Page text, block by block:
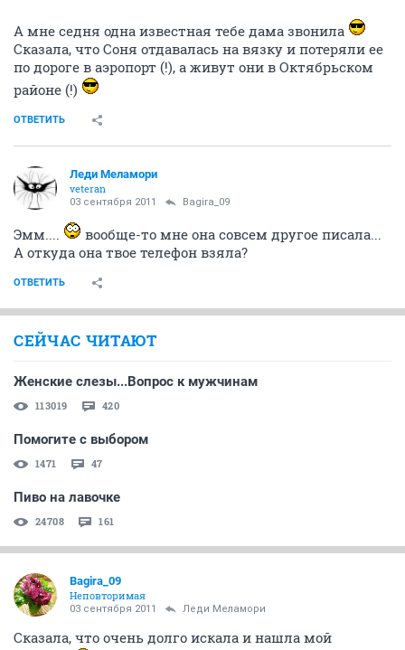
А мне седня одна известная тебе дама звонила
Сказала, что Соня отдавалась на вязку и потеряли ее
по дороге в аэропорт (!), а живут они в Октябрьском
районе (!)
ОТВЕТИТЬ
Леди Меламори
veteran
03 сентября 2011 Bagira_09
Эмм....
вообще-то мне она совсем другое писала...
А откуда она твое телефон взяла?
ОТВЕТИТЬ
СЕЙЧАС ЧИТАЮТ
Женские слезы...Вопрос к мужчинам
113019 420
Помогите с выбором
1471 47
Пиво на лавочке
24708 161
Bagira_09
Неповторимая
03 сентября 2011 Леди Меламори
Сказала, что очень долго искала и нашла мой